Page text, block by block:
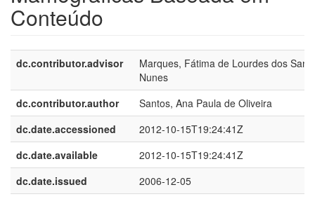
Conteúdo
dc.contributor.advisor
Marques, Fátima de Lourdes dos
Nunes
dc.contributor.author
Santos, Ana Paula de Oliveira
dc.date.accessioned
2012-10-15T19:24:41Z
dc.date.available
2012-10-15T19:24:41Z
dc.date.issued
2006-12-05